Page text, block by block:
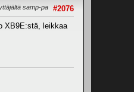
#2076
samp-pa
XB9E:stä, leikkaa